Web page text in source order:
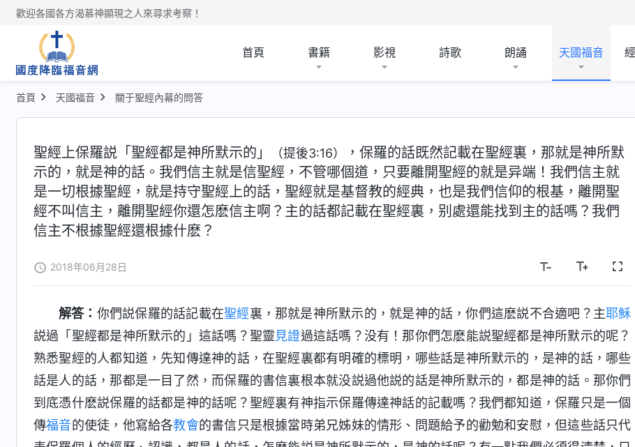
歡迎各國各方渴慕神顯現之人來尋求考察！
首頁 書籍 影視 詩歌 朗誦 天國福音
首頁 天國福音 關于聖經內幕的問答
聖經上保羅説「聖經都是神所默示的」 （提後3:16）
，保羅的話既然記載在聖經裏，那就是神所默
示的，就是神的話。我們信主就是信聖經，不管哪個道，只要離開聖經的就是异端！我們信主就
是一切根據聖經，就是持守聖經上的話，聖經就是基督教的經典，也是我們信仰的根基，離開聖
經不叫信主，離開聖經你還怎麽信主啊？主的話都記載在聖經裏，别處還能找到主的話嗎？我們
信主不根據聖經還根據什麽？
2018年06月28日
解答： 你們説保羅的話記載在聖經裏，那就是神所默示的，就是神的話，你們這麽説不合適吧？主耶穌
説過「聖經都是神所默示的」這話嗎？聖靈見證過這話嗎？没有！那你們怎麽能説聖經都是神所默示的呢？
熟悉聖經的人都知道，先知傳達神的話，在聖經裏都有明確的標明，哪些話是神所默示的，是神的話，哪些
話是人的話，那都是一目了然，而保羅的書信裏根本就没説過他説的話是神所默示的，都是神的話。那你們
到底憑什麽説保羅的話都是神的話呢？聖經裏有神指示保羅傳達神話的記載嗎？我們都知道，保羅只是一個
傳福音的使徒，他寫給各教會的書信只是根據當時弟兄姊妹的情形、問題給予的勸勉和安慰，但這些話只代